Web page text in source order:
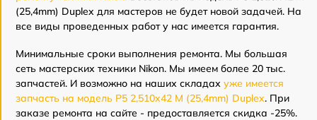
(25,4mm) Duplex для мастеров не будет новой задачей. На
все виды проведенных работ у нас имеется гарантия.
Минимальные сроки выполнения ремонта. Мы большая
сеть мастерских техники Nikon. Мы имеем более 20 тыс.
запчастей. И возможно на наших складах уже имеется
запчасть на модель P5 2,510x42 M (25,4mm) Duplex. При
заказе ремонта на сайте - предоставляется скидка -25%.